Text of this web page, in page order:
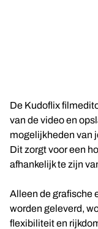
De Kudoflix
van de video en
mogelijkheden van
Dit zorgt voor een
afhankelijk te zijn
Alleen de grafische
worden geleverd,
flexibiliteit en